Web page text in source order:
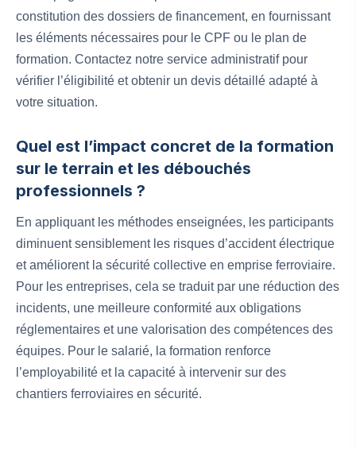
constitution des dossiers de financement, en fournissant
les éléments nécessaires pour le CPF ou le plan de
formation. Contactez notre service administratif pour
vérifier l’éligibilité et obtenir un devis détaillé adapté à
votre situation.
Quel est l’impact concret de la formation
sur le terrain et les débouchés
professionnels ?
En appliquant les méthodes enseignées, les participants
diminuent sensiblement les risques d’accident électrique
et améliorent la sécurité collective en emprise ferroviaire.
Pour les entreprises, cela se traduit par une réduction des
incidents, une meilleure conformité aux obligations
réglementaires et une valorisation des compétences des
équipes. Pour le salarié, la formation renforce
l’employabilité et la capacité à intervenir sur des
chantiers ferroviaires en sécurité.